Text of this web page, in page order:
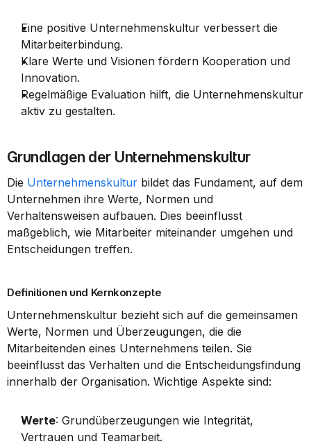
Eine positive Unternehmenskultur verbessert die
Mitarbeiterbindung.
Klare Werte und Visionen fördern Kooperation und
Innovation.
Regelmäßige Evaluation hilft, die Unternehmenskultur
aktiv zu gestalten.
Grundlagen der Unternehmenskultur
Die Unternehmenskultur bildet das Fundament, auf dem
Unternehmen ihre Werte, Normen und
Verhaltensweisen aufbauen. Dies beeinflusst
maßgeblich, wie Mitarbeiter miteinander umgehen und
Entscheidungen treffen.
Definitionen und Kernkonzepte
Unternehmenskultur bezieht sich auf die gemeinsamen
Werte, Normen und Überzeugungen, die die
Mitarbeitenden eines Unternehmens teilen. Sie
beeinflusst das Verhalten und die Entscheidungsfindung
innerhalb der Organisation. Wichtige Aspekte sind:
Werte: Grundüberzeugungen wie Integrität,
Vertrauen und Teamarbeit.